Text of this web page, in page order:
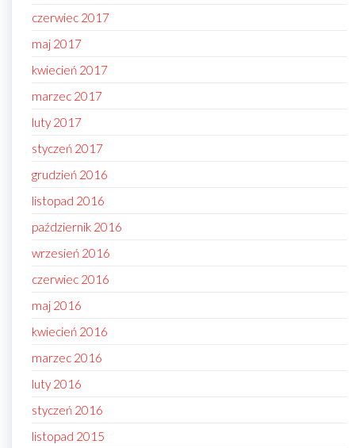
czerwiec 2017
maj 2017
kwiecień 2017
marzec 2017
luty 2017
styczeń 2017
grudzień 2016
listopad 2016
październik 2016
wrzesień 2016
czerwiec 2016
maj 2016
kwiecień 2016
marzec 2016
luty 2016
styczeń 2016
listopad 2015